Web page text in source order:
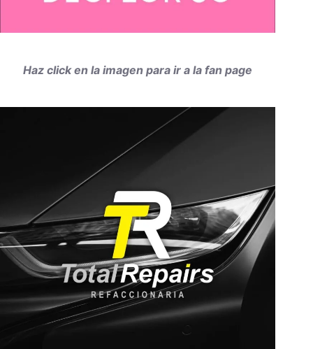
Haz click en la imagen para ir a la fan page